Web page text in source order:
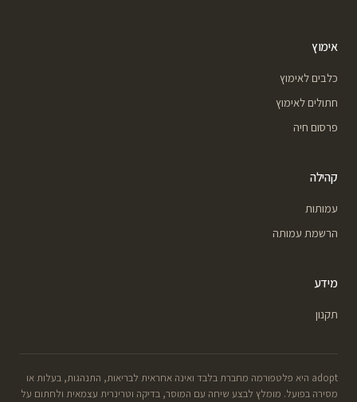
אימוץ
כלבים לאימוץ
חתולים לאימוץ
פרסום חיה
קהילה
עמותות
הרשמת עמותה
מידע
תקנון
adopt היא פלטפורמה מחברת בלבד ואינה אחראית לבריאות, התנהגות, בעלות או
מסירה בפועל. מומלץ לבצע שיחה עם המוסר, בדיקה וטרינרית עצמאית ולחתום על